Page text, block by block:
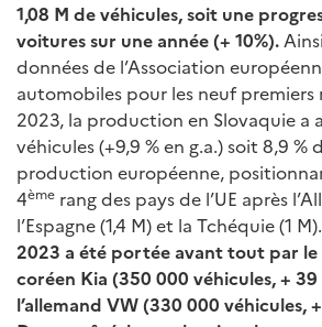
1,08 M de véhicules, soit une
voitures sur une année (+ 10%).
données de l’Association
automobiles pour les neuf premiers
2023, la production en Slovaquie a
véhicules (+9,9 % en g.a.) soit 8,9 %
production européenne,
4ème rang des pays de l’UE après
l’Espagne (1,4 M) et la Tchéquie (1 M).
2023 a été portée avant tout par
coréen Kia (350 000 véhicules, +
l’allemand VW (330 000 véhicules,